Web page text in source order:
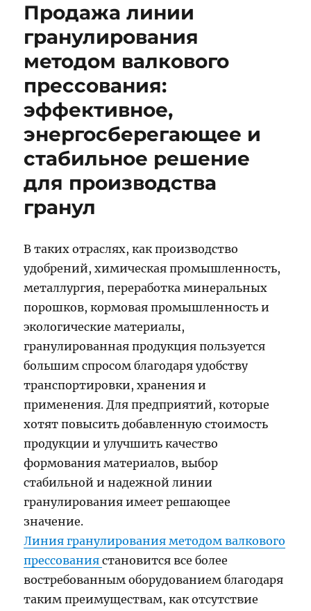
Продажа линии
гранулирования
методом валкового
прессования:
эффективное,
энергосберегающее и
стабильное решение
для производства
гранул
В таких отраслях, как производство
удобрений, химическая промышленность,
металлургия, переработка минеральных
порошков, кормовая промышленность и
экологические материалы,
гранулированная продукция пользуется
большим спросом благодаря удобству
транспортировки, хранения и
применения. Для предприятий, которые
хотят повысить добавленную стоимость
продукции и улучшить качество
формования материалов, выбор
стабильной и надежной линии
гранулирования имеет решающее
значение.
Линия гранулирования методом валкового
прессованиястановится все более
востребованным оборудованием благодаря
таким преимуществам, как отсутствие